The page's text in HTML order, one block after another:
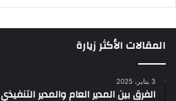
المقالات الأكثر زيارة
3 يناير، 2025
الفرق بين المدير العام والمدير التنفيذي